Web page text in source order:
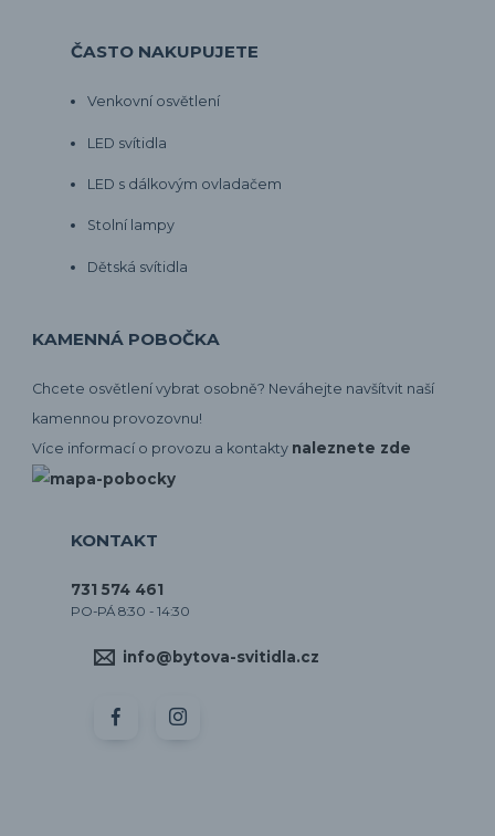
ČASTO NAKUPUJETE
Venkovní osvětlení
LED svítidla
LED s dálkovým ovladačem
Stolní lampy
Dětská svítidla
KAMENNÁ POBOČKA
Chcete osvětlení vybrat osobně? Neváhejte navšítvit naší
kamennou provozovnu!
Více informací o provozu a kontakty naleznete zde
KONTAKT
731 574 461
PO-PÁ 8:30 - 14:30
info@bytova-svitidla.cz